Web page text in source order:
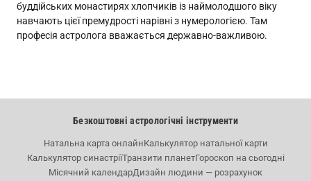
буддійських монастирях хлопчиків із наймолодшого віку
навчають цієї премудрості нарівні з нумерологією. Там
професія астролога вважається державно-важливою.
Безкоштовні астрологічні інструменти
Натальна карта онлайнКалькулятор натальної карти
Калькулятор синастріїТранзити планетГороскоп на сьогодні
Місячний календарДизайн людини — розрахунок